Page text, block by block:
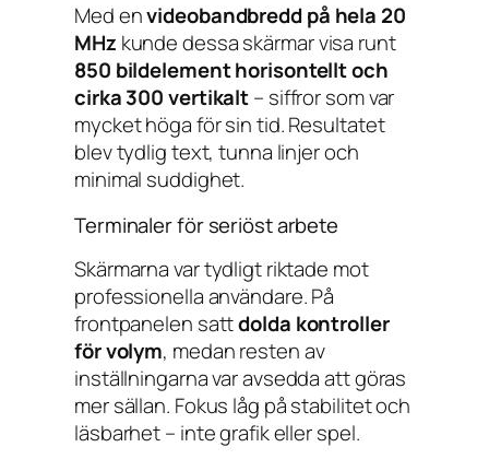
Med envideobandbredd på hela 20
MHz kunde dessa skärmar visa runt
850 bildelement horisontellt och
cirka 300 vertikalt– siffror som var
mycket höga för sin tid. Resultatet
blev tydlig text, tunna linjer och
minimal suddighet.
Terminaler för seriöst arbete
Skärmarna var tydligt riktade mot
professionella användare. På
frontpanelen sattdolda kontroller
för volym, medan resten av
inställningarna var avsedda att göras
mer sällan. Fokus låg på stabilitet och
läsbarhet – inte grafik eller spel.